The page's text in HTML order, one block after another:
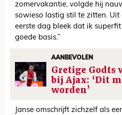
zomervakantie, volgde hij
sowieso lastig stil te zitten. Uit
eerste dag bleek dat ik
goede basis.”
AANBEVOLEN
Gretige Godts
bij Ajax: ‘Dit
worden’
Janse omschrijft zichzelf als